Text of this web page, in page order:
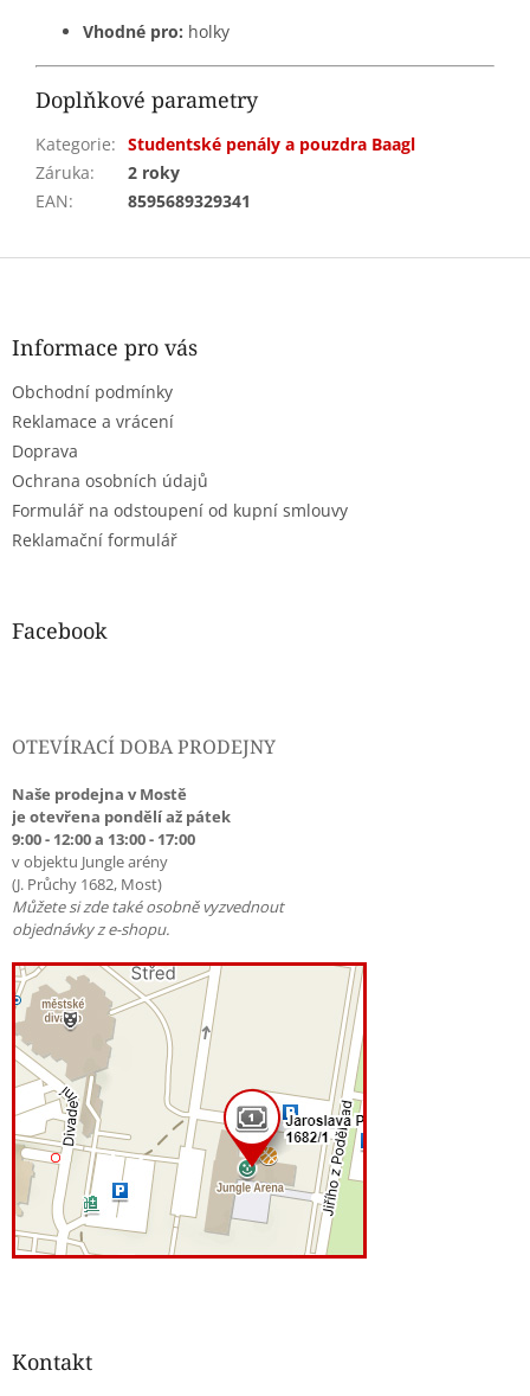
Vhodné pro: holky
Doplňkové parametry
Kategorie: Studentské penály a pouzdra Baagl
Záruka:
2 roky
EAN: 8595689329341
Z
Informace pro vás
Obchodní podmínky
Reklamace a vrácení
Doprava
Ochrana osobních údajů
Formulář na odstoupení od kupní smlouvy
Reklamační formulář
Facebook
OTEVÍRACÍ DOBA PRODEJNY
Naše prodejna v Mostě
je otevřena pondělí až pátek
9:00 - 12:00 a 13:00 - 17:00
v objektu Jungle arény
(J. Průchy 1682, Most)
Můžete si zde také osobně vyzvednout
objednávky z e-shopu.
Kontakt